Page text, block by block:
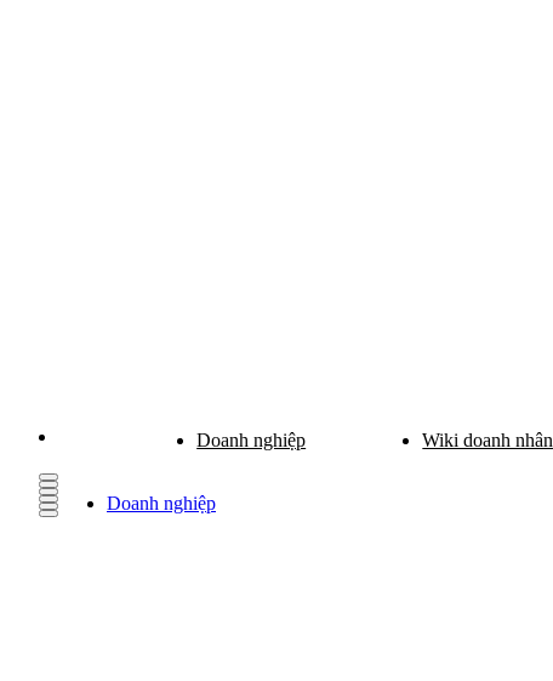
Doanh nghiệp Wiki doanh nhân
Doanh nghiệp